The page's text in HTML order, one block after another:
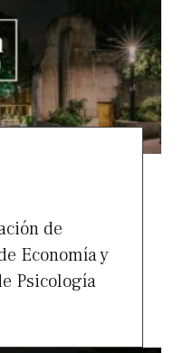
de
Economía y
Psicología